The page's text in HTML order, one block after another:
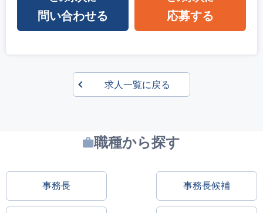
問い合わせる 応募する
求人一覧に戻る
職種から探す
事務長 事務長候補